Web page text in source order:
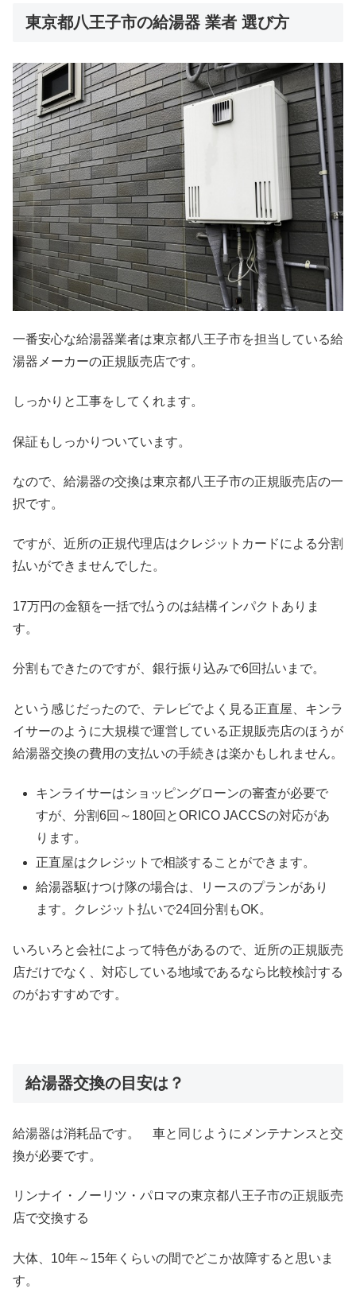
東京都八王子市の給湯器 業者 選び方
一番安心な給湯器業者は東京都八王子市を担当している給
湯器メーカーの正規販売店です。
しっかりと工事をしてくれます。
保証もしっかりついています。
なので、給湯器の交換は東京都八王子市の正規販売店の一
択です。
ですが、近所の正規代理店はクレジットカードによる分割
払いができませんでした。
17万円の金額を一括で払うのは結構インパクトありま
す。
分割もできたのですが、銀行振り込みで6回払いまで。
という感じだったので、テレビでよく見る正直屋、キンラ
イサーのように大規模で運営している正規販売店のほうが
給湯器交換の費用の支払いの手続きは楽かもしれません。
キンライサーはショッピングローンの審査が必要で
すが、分割6回～180回とORICO JACCSの対応があ
ります。
正直屋はクレジットで相談することができます。
給湯器駆けつけ隊の場合は、リースのプランがあり
ます。クレジット払いで24回分割もOK。
いろいろと会社によって特色があるので、近所の正規販売
店だけでなく、対応している地域であるなら比較検討する
のがおすすめです。
給湯器交換の目安は？
給湯器は消耗品です。 車と同じようにメンテナンスと交
換が必要です。
リンナイ・ノーリツ・パロマの東京都八王子市の正規販売
店で交換する
大体、10年～15年くらいの間でどこか故障すると思いま
す。